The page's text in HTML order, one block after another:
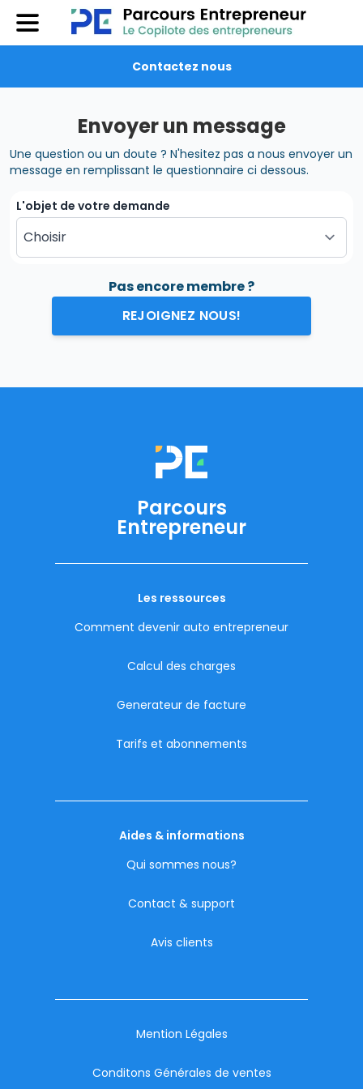
Contactez nous
Envoyer un message
Une question ou un doute ? N'hesitez pas a nous envoyer un
message en remplissant le questionnaire ci dessous.
L'objet de votre demande
Pas encore membre ?
REJOIGNEZ NOUS!
Parcours
Entrepreneur
Les ressources
Comment devenir auto entrepreneur
Calcul des charges
Generateur de facture
Tarifs et abonnements
Aides & informations
Qui sommes nous?
Contact & support
Avis clients
Mention Légales
Conditons Générales de ventes